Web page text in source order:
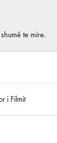
te mire.
i Filmit